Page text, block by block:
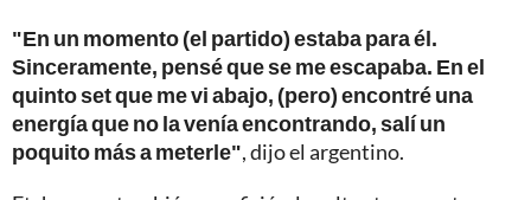
"En un momento (el partido) estaba para él.
Sinceramente, pensé que se me escapaba. En el
quinto set que me vi abajo, (pero) encontré una
energía que no la venía encontrando, salí un
poquito más a meterle", dijo el argentino.